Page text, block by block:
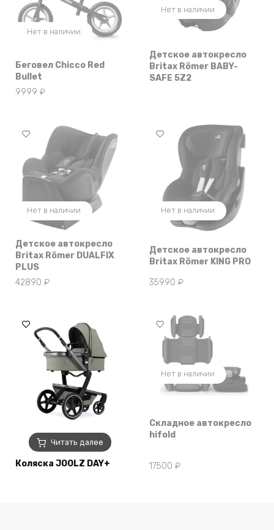
Нет в наличии
Беговел Chicco Red
Bullet
9999 ₽
Нет в наличии
Детское автокресло
Britax Römer BABY-
SAFE 5Z2
Нет в наличии
Детское автокресло
Britax Römer DUALFIX
PLUS
42890 ₽
Нет в наличии
Детское автокресло
Britax Römer KING PRO
35990 ₽
Читать далее
Коляска JOOLZ DAY+
Нет в наличии
Складное автокресло
hifold
17500 ₽